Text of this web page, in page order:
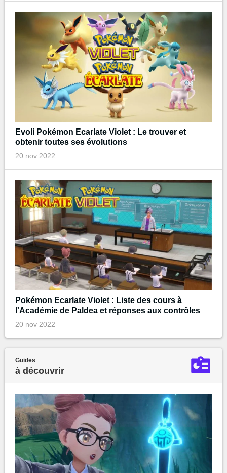
Evoli Pokémon Ecarlate Violet : Le trouver et
obtenir toutes ses évolutions
20 nov 2022
Pokémon Ecarlate Violet : Liste des cours à
l'Académie de Paldea et réponses aux contrôles
20 nov 2022
Guides
à découvrir